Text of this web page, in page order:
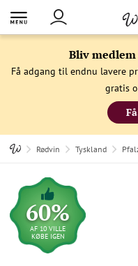
Bliv
Få adgang til endnu lavere
gratis
Rødvin Tyskland
60%
AF 10 VILLE
KØBE IGEN